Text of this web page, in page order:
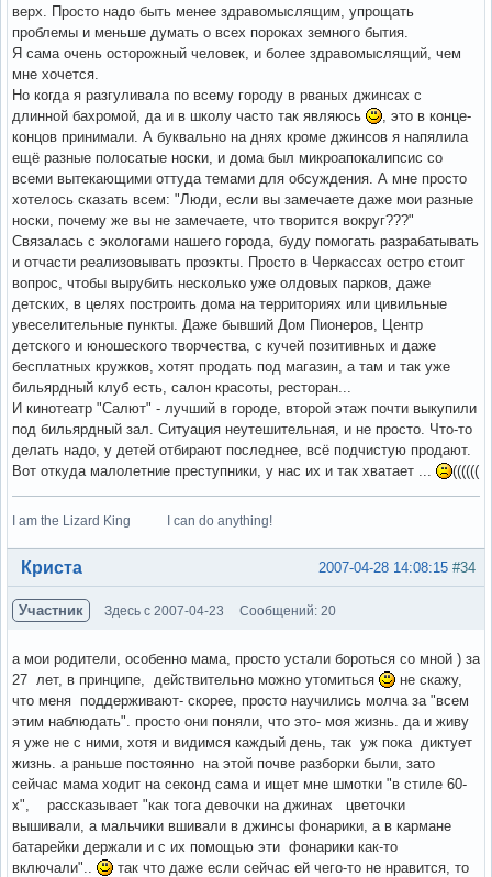
верх. Просто надо быть менее здравомыслящим, упрощать
проблемы и меньше думать о всех пороках земного бытия.
Я сама очень осторожный человек, и более здравомыслящий, чем
мне хочется.
Но когда я разгуливала по всему городу в рваных джинсах с
длинной бахромой, да и в школу часто так являюсь
, это в конце-
концов принимали. А буквально на днях кроме джинсов я напялила
ещё разные полосатые носки, и дома был микроапокалипсис со
всеми вытекающими оттуда темами для обсуждения. А мне просто
хотелось сказать всем: "Люди, если вы замечаете даже мои разные
носки, почему же вы не замечаете, что творится вокруг???"
Связалась с экологами нашего города, буду помогать разрабатывать
и отчасти реализовывать проэкты. Просто в Черкассах остро стоит
вопрос, чтобы вырубить несколько уже олдовых парков, даже
детских, в целях построить дома на территориях или цивильные
увеселительные пункты. Даже бывший Дом Пионеров, Центр
детского и юношеского творчества, с кучей позитивных и даже
бесплатных кружков, хотят продать под магазин, а там и так уже
бильярдный клуб есть, салон красоты, ресторан...
И кинотеатр "Салют" - лучший в городе, второй этаж почти выкупили
под бильярдный зал. Ситуация неутешительная, и не просто. Что-то
делать надо, у детей отбирают последнее, всё подчистую продают.
Вот откуда малолетние преступники, у нас их и так хватает ...
((((((
I am the Lizard King I can do anything!
Вне форума #34
2007-04-28 14:08:15
Криста
Участник Здесь с 2007-04-23 Сообщений: 20
а мои родители, особенно мама, просто устали бороться со мной ) за
27 лет, в принципе, действительно можно утомиться
не скажу,
что меня поддерживают- скорее, просто научились молча за "всем
этим наблюдать". просто они поняли, что это- моя жизнь. да и живу
я уже не с ними, хотя и видимся каждый день, так уж пока диктует
жизнь. а раньше постоянно на этой почве разборки были, зато
сейчас мама ходит на секонд сама и ищет мне шмотки "в стиле 60-
х", рассказывает "как тога девочки на джинах цветочки
вышивали, а мальчики вшивали в джинсы фонарики, а в кармане
батарейки держали и с их помощью эти фонарики как-то
включали"..
так что даже если сейчас ей чего-то не нравится, то